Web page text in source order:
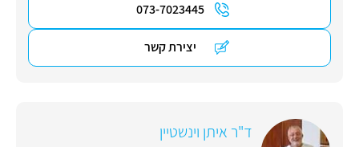
073-7023445
יצירת קשר
ד"ר איתן וינשטיין